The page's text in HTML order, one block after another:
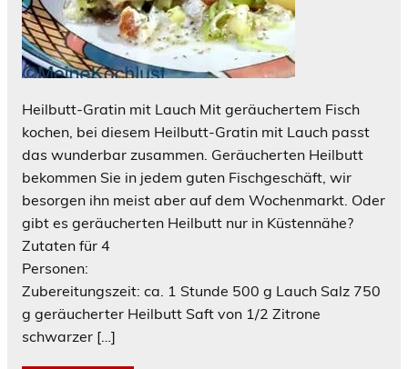
Heilbutt-Gratin mit Lauch Mit geräuchertem Fisch
kochen, bei diesem Heilbutt-Gratin mit Lauch passt
das wunderbar zusammen. Geräucherten Heilbutt
bekommen Sie in jedem guten Fischgeschäft, wir
besorgen ihn meist aber auf dem Wochenmarkt. Oder
gibt es geräucherten Heilbutt nur in Küstennähe?
Zutaten für 4
Personen:
Zubereitungszeit: ca. 1 Stunde 500 g Lauch Salz 750
g geräucherter Heilbutt Saft von 1/2 Zitrone
schwarzer […]